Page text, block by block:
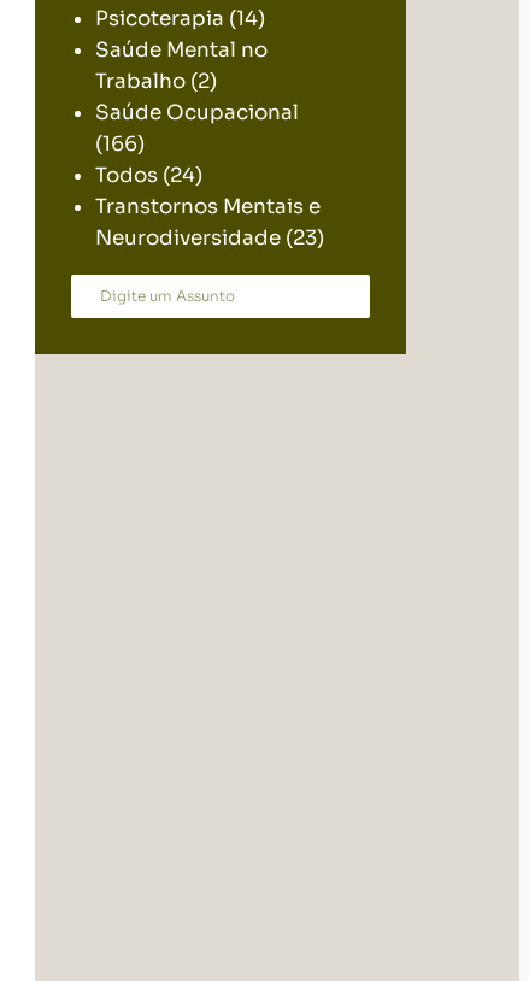
Psicoterapia (14)
Saúde Mental no
Trabalho (2)
Saúde Ocupacional
(166)
Todos (24)
Transtornos Mentais e
Neurodiversidade (23)